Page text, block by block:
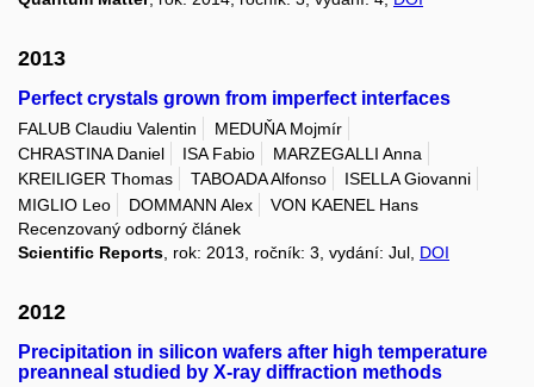
2013
Perfect crystals grown from imperfect interfaces
FALUB Claudiu Valentin
MEDUŇA Mojmír
CHRASTINA Daniel
ISA Fabio
MARZEGALLI Anna
KREILIGER Thomas
TABOADA Alfonso
ISELLA Giovanni
MIGLIO Leo
DOMMANN Alex
VON KAENEL Hans
Recenzovaný odborný článek
Scientific Reports , rok: 2013, ročník: 3, vydání: Jul, DOI
2012
Precipitation in silicon wafers after high temperature
preanneal studied by X-ray diffraction methods